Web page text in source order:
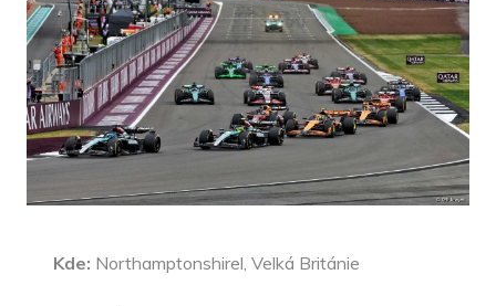
Kde: Northamptonshirel, Velká Británie